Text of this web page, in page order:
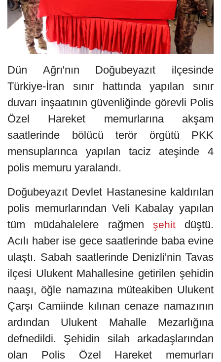
Dün Ağrı'nın Doğubeyazıt ilçesinde
Türkiye-İran sınır hattında yapılan sınır
duvarı inşaatının güvenliğinde görevli Polis
Özel Hareket memurlarına akşam
saatlerinde bölücü terör örgütü PKK
mensuplarınca yapılan taciz ateşinde 4
polis memuru yaralandı.
Doğubeyazıt Devlet Hastanesine kaldırılan
polis memurlarından Veli Kabalay yapılan
tüm müdahalelere rağmen şehit düştü.
Acılı haber ise gece saatlerinde baba evine
ulaştı. Sabah saatlerinde Denizli'nin Tavas
ilçesi Ulukent Mahallesine getirilen şehidin
naaşı, öğle namazına müteakiben Ulukent
Çarşı Camiinde kılınan cenaze namazının
ardından Ulukent Mahalle Mezarlığına
defnedildi. Şehidin silah arkadaşlarından
olan Polis Özel Hareket memurları